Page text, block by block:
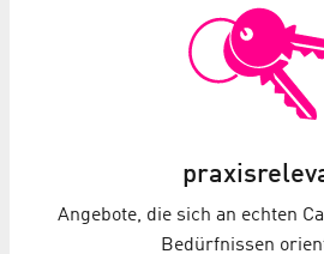
Angebote, die sich an echten
Bedürfnissen